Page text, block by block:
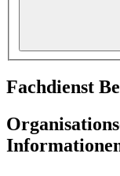
Fachdienst